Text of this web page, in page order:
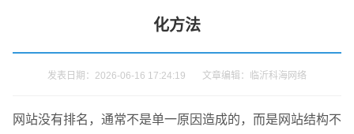
化方法
发表日期：2026-06-16 17:24:19 文章编辑：临沂科海网络
网站没有排名，通常不是单一原因造成的，而是网站结构不